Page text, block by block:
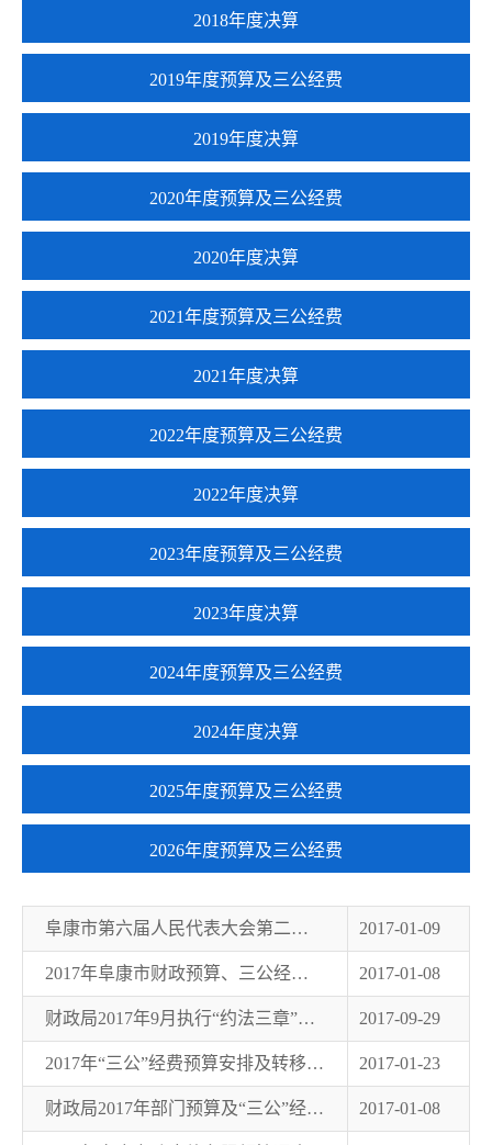
2018年度决算
2019年度预算及三公经费
2019年度决算
2020年度预算及三公经费
2020年度决算
2021年度预算及三公经费
2021年度决算
2022年度预算及三公经费
2022年度决算
2023年度预算及三公经费
2023年度决算
2024年度预算及三公经费
2024年度决算
2025年度预算及三公经费
2026年度预算及三公经费
阜康市第六届人民代表大会第二次会议关于阜康市2016年财政预算执行情况与2017年财政预算的决议 2017-01-09
2017年阜康市财政预算、三公经费、债务情况表 2017-01-08
财政局2017年9月执行“约法三章”三公经费情况统计表 2017-09-29
2017年“三公”经费预算安排及转移支付情况说明 2017-01-23
财政局2017年部门预算及“三公”经费预算信息公开报告 2017-01-08